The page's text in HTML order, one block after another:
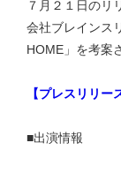
７月２１日のリ
会社ブレインス
HOME」を考案
【プレスリリー
■出演情報